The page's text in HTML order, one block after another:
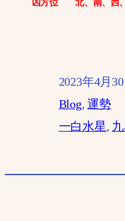
2023年4月30
Blog, 運勢
一白水星,